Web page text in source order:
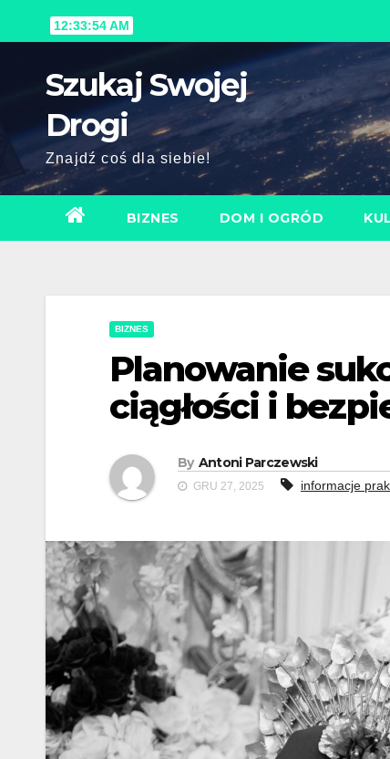
to
12:33:56 AM
Szukaj Swojej
Drogi
Znajdź coś dla siebie!
BIZNES DOM I OGRÓD
BIZNES
Planowanie
ciągłości i
By Antoni Parczewski
GRU 27, 2025 informacje